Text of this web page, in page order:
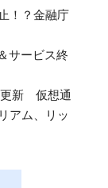
！？金融庁
サービス終
更新 仮想通
アム、リッ